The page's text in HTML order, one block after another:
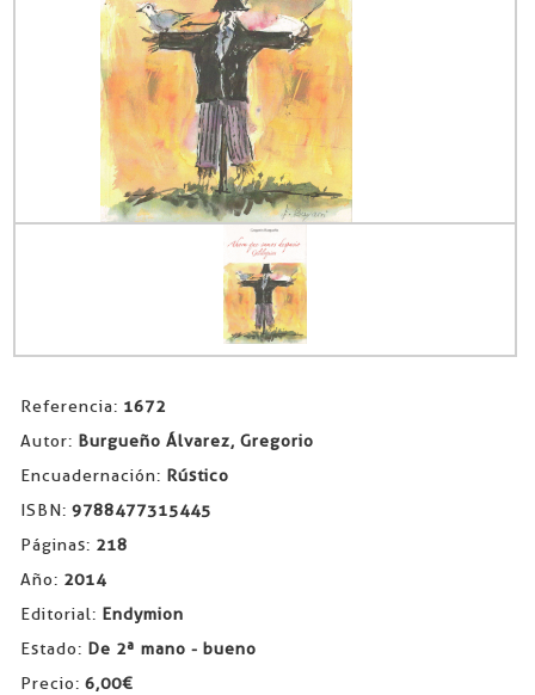
Referencia: 1672
Autor: Burgueño Álvarez, Gregorio
Encuadernación: Rústico
ISBN: 9788477315445
Páginas: 218
Año: 2014
Editorial: Endymion
Estado: De 2ª mano - bueno
Precio: 6,00€